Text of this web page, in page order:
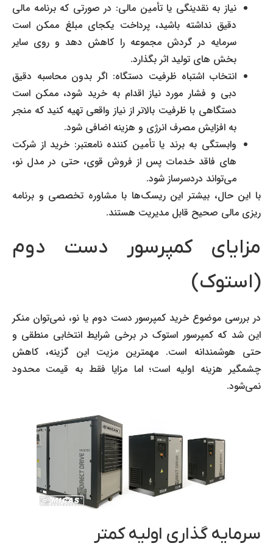
نیاز به نقدینگی یا تأمین مالی: در صورتی که برنامه مالی
دقیق نداشته باشید، پرداخت یکجای مبلغ ممکن است
سرمایه در گردش مجموعه را کاهش دهد و روی سایر
بخش های تولید اثر بگذارد.
انتخاب اشتباه ظرفیت دستگاه: اگر بدون محاسبه دقیق
دبی و فشار مورد نیاز اقدام به خرید شود، ممکن است
دستگاهی با ظرفیت بالاتر از نیاز واقعی تهیه کنید که منجر
به افزایش مصرف انرژی و هزینه اضافی شود.
وابستگی به برند یا تأمین کننده نامعتبر: خرید از شرکت
های فاقد خدمات پس از فروش قوی، حتی در مدل نو،
می‌تواند دردسرساز شود.
با این حال، بیشتر این ریسک‌ها با مشاوره تخصصی و برنامه
ریزی مالی صحیح قابل مدیریت هستند.
مزایای کمپرسور دست دوم
(استوک)
در بررسی موضوع خرید کمپرسور دست دوم یا نو، نمی‌توان منکر
این شد که کمپرسور استوک در برخی شرایط انتخابی منطقی و
حتی هوشمندانه است. مهمترین مزیت این گزینه، کاهش
چشمگیر هزینه اولیه است؛ اما مزایا فقط به قیمت محدود
نمی‌شود.
سرمایه گذاری اولیه کمتر